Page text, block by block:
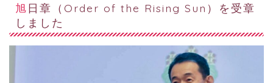
旭日章（Order of the Rising Sun）を受章
しました